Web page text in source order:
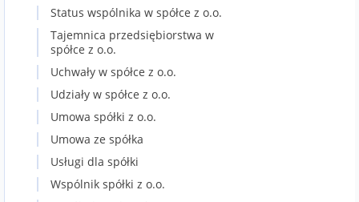
Status wspólnika w spółce z o.o.
Tajemnica przedsiębiorstwa w
spółce z o.o.
Uchwały w spółce z o.o.
Udziały w spółce z o.o.
Umowa spółki z o.o.
Umowa ze spółka
Usługi dla spółki
Wspólnik spółki z o.o.